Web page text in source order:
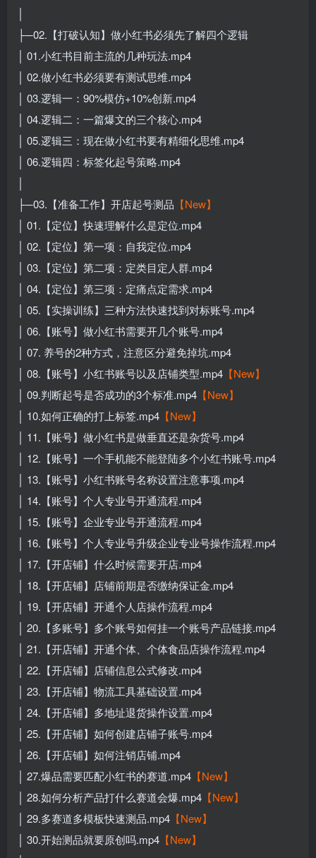
├─02.【打破认知】做小红书必须先了解四个逻辑
│ 01.小红书目前主流的几种玩法.mp4
│ 02.做小红书必须要有测试思维.mp4
│ 03.逻辑一：90%模仿+10%创新.mp4
│ 04.逻辑二：一篇爆文的三个核心.mp4
│ 05.逻辑三：现在做小红书要有精细化思维.mp4
│ 06.逻辑四：标签化起号策略.mp4
├─03.【准备工作】开店起号测品 【New】
│ 01.【定位】快速理解什么是定位.mp4
│ 02.【定位】第一项：自我定位.mp4
│ 03.【定位】第二项：定类目定人群.mp4
│ 04.【定位】第三项：定痛点定需求.mp4
│ 05.【实操训练】三种方法快速找到对标账号.mp4
│ 06.【账号】做小红书需要开几个账号.mp4
│ 07. 养号的2种方式，注意区分避免掉坑.mp4
│ 08.【账号】小红书账号以及店铺类型.mp4 【New】
│ 09.判断起号是否成功的3个标准.mp4 【New】
│ 10.如何正确的打上标签.mp4 【New】
│ 11.【账号】做小红书是做垂直还是杂货号.mp4
│ 12.【账号】一个手机能不能登陆多个小红书账号.mp4
│ 13.【账号】小红书账号名称设置注意事项.mp4
│ 14.【账号】个人专业号开通流程.mp4
│ 15.【账号】企业专业号开通流程.mp4
│ 16.【账号】个人专业号升级企业专业号操作流程.mp4
│ 17.【开店铺】什么时候需要开店.mp4
│ 18.【开店铺】店铺前期是否缴纳保证金.mp4
│ 19.【开店铺】开通个人店操作流程.mp4
│ 20.【多账号】多个账号如何挂一个账号产品链接.mp4
│ 21.【开店铺】开通个体、个体食品店操作流程.mp4
│ 22.【开店铺】店铺信息公式修改.mp4
│ 23.【开店铺】物流工具基础设置.mp4
│ 24.【开店铺】多地址退货操作设置.mp4
│ 25.【开店铺】如何创建店铺子账号.mp4
│ 26.【开店铺】如何注销店铺.mp4
│ 27.爆品需要匹配小红书的赛道.mp4 【New】
│ 28.如何分析产品打什么赛道会爆.mp4 【New】
│ 29.多赛道多模板快速测品.mp4 【New】
│ 30.开始测品就要原创吗.mp4 【New】